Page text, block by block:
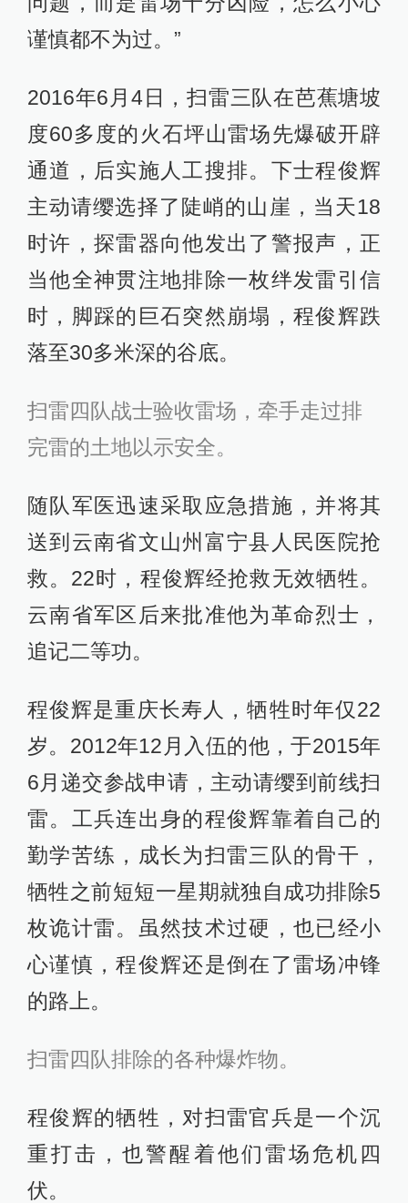
谨慎都不为过。”
2016年6月4日，扫雷三队在芭蕉塘坡
度60多度的火石坪山雷场先爆破开辟
通道，后实施人工搜排。下士程俊辉
主动请缨选择了陡峭的山崖，当天18
时许，探雷器向他发出了警报声，正
当他全神贯注地排除一枚绊发雷引信
时，脚踩的巨石突然崩塌，程俊辉跌
落至30多米深的谷底。
扫雷四队战士验收雷场，牵手走过排
完雷的土地以示安全。
随队军医迅速采取应急措施，并将其
送到云南省文山州富宁县人民医院抢
救。22时，程俊辉经抢救无效牺牲。
云南省军区后来批准他为革命烈士，
追记二等功。
程俊辉是重庆长寿人，牺牲时年仅22
岁。2012年12月入伍的他，于2015年
6月递交参战申请，主动请缨到前线扫
雷。工兵连出身的程俊辉靠着自己的
勤学苦练，成长为扫雷三队的骨干，
牺牲之前短短一星期就独自成功排除5
枚诡计雷。虽然技术过硬，也已经小
心谨慎，程俊辉还是倒在了雷场冲锋
的路上。
扫雷四队排除的各种爆炸物。
程俊辉的牺牲，对扫雷官兵是一个沉
重打击，也警醒着他们雷场危机四
伏。